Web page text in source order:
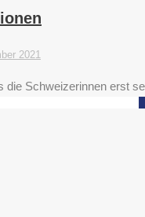
2021
Schweizerinnen erst